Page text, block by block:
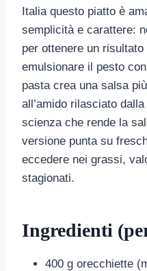
Italia questo piatto è
semplicità e carattere:
per ottenere un risultato
emulsionare il pesto
pasta crea una salsa
all’amido rilasciato
scienza che rende la
versione punta su
eccedere nei grassi,
stagionati.
Ingredienti
400 g orecchiette